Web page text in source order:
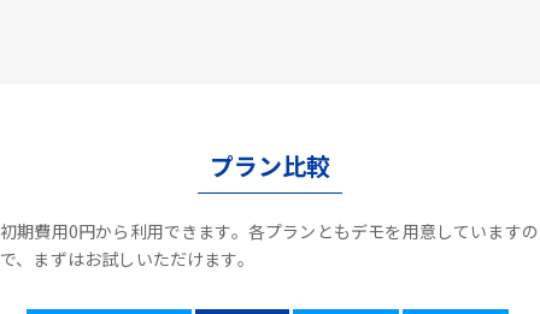
プラン比較
初期費用0円から利用できます。各プランともデモを用意していますの
で、まずはお試しいただけます。